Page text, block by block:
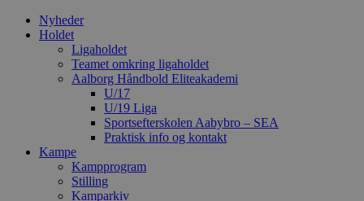
Nyheder
Holdet
Ligaholdet
Teamet omkring ligaholdet
Aalborg Håndbold Eliteakademi
U/17
U/19 Liga
Sportsefterskolen Aabybro – SEA
Praktisk info og kontakt
Kampe
Kampprogram
Stilling
Kamparkiv